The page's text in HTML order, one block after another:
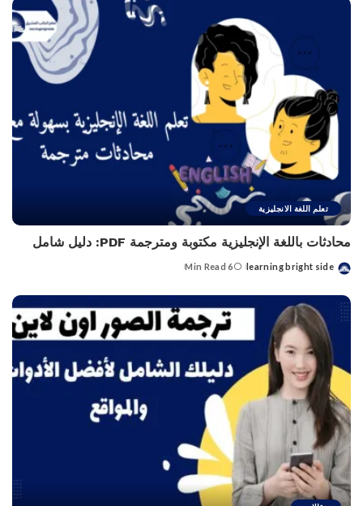
تعلم اللغة الانجليزية
محادثات باللغة الإنجليزية مكتوبة ومترجمة PDF: دليل شامل
Posted
learning bright side
6 Min Read